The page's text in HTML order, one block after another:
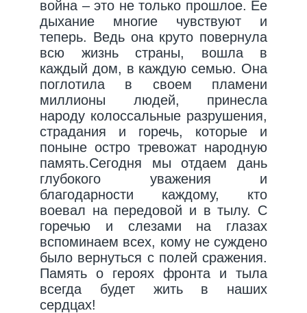
война – это не только прошлое. Ее
дыхание многие чувствуют и
теперь. Ведь она круто повернула
всю жизнь страны, вошла в
каждый дом, в каждую семью. Она
поглотила в своем пламени
миллионы людей, принесла
народу колоссальные разрушения,
страдания и горечь, которые и
поныне остро тревожат народную
память.Сегодня мы отдаем дань
глубокого уважения и
благодарности каждому, кто
воевал на передовой и в тылу. С
горечью и слезами на глазах
вспоминаем всех, кому не суждено
было вернуться с полей сражения.
Память о героях фронта и тыла
всегда будет жить в наших
сердцах!